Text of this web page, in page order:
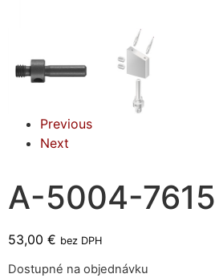
Previous
Next
A-5004-7615
53,00 € bez DPH
Dostupné na objednávku